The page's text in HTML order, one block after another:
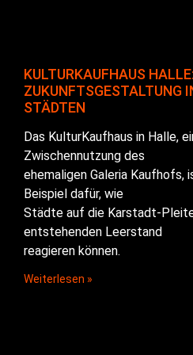
KULTURKAUFHAUS
ZUKUNFTSGESTALTUNG
STÄDTEN
Das KulturKaufhaus in Halle,
Zwischennutzung des
ehemaligen Galeria Kaufhofs,
Beispiel dafür, wie
Städte auf die Karstadt-
entstehenden Leerstand
reagieren können.
Weiterlesen »